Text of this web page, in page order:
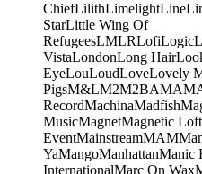
ChiefLilithLimelightLine
StarLittle Wing Of
RefugeesLMLRLofiLogic
VistaLondonLong Hair
EyeLouLoudLoveLovely
PigsM&LM2M2BAMA
RecordMachinaMadfish
MusicMagnetMagnetic Loft
EventMainstreamMAM
YaMangoManhattanManic
InternationalMarc On Wax